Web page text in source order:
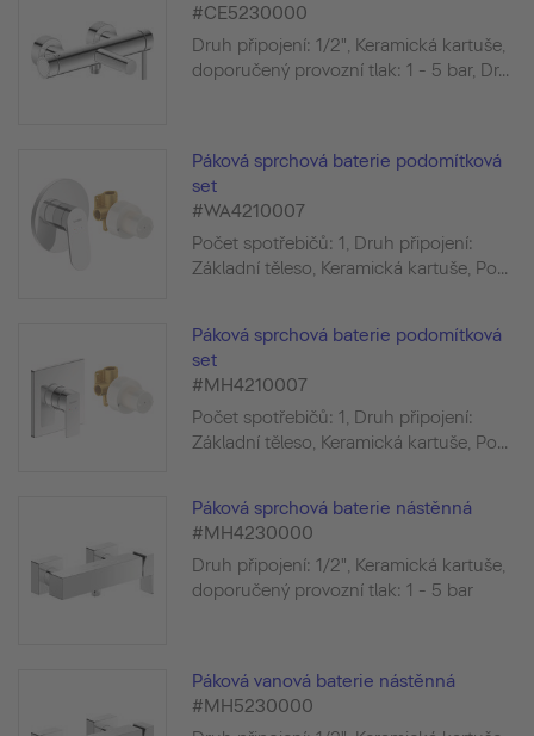
#CE5230000
Druh připojení: 1/2", Keramická kartuše,
doporučený provozní tlak: 1 - 5 bar, Dr...
Páková sprchová baterie podomítková
set
#WA4210007
Počet spotřebičů: 1, Druh připojení:
Základní těleso, Keramická kartuše, Po...
Páková sprchová baterie podomítková
set
#MH4210007
Počet spotřebičů: 1, Druh připojení:
Základní těleso, Keramická kartuše, Po...
Páková sprchová baterie nástěnná
#MH4230000
Druh připojení: 1/2", Keramická kartuše,
doporučený provozní tlak: 1 - 5 bar
Páková vanová baterie nástěnná
#MH5230000